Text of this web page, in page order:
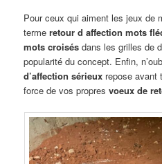
Pour ceux qui aiment les jeux de
termeretour d affection mots
mots croisés dans les grilles de
popularité du concept. Enfin,
d’affection sérieux repose avant
force de vos propresvoeux de